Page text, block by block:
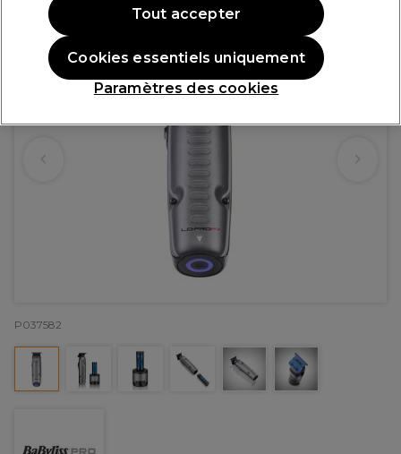
P037582
Paramètres des cookies
Cookies essentiels uniquement
Tout accepter